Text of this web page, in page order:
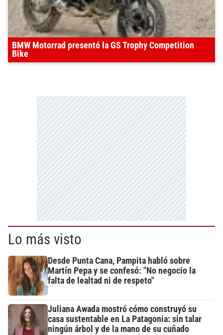
BMW Motorrad presentó la GS Trophy Competition
Bike
Lo más visto
Desde Punta Cana, Pampita habló sobre
Martín Pepa y se confesó: "No negocio la
falta de lealtad ni de respeto"
Juliana Awada mostró cómo construyó su
casa sustentable en La Patagonia: sin talar
ningún árbol y de la mano de su cuñado